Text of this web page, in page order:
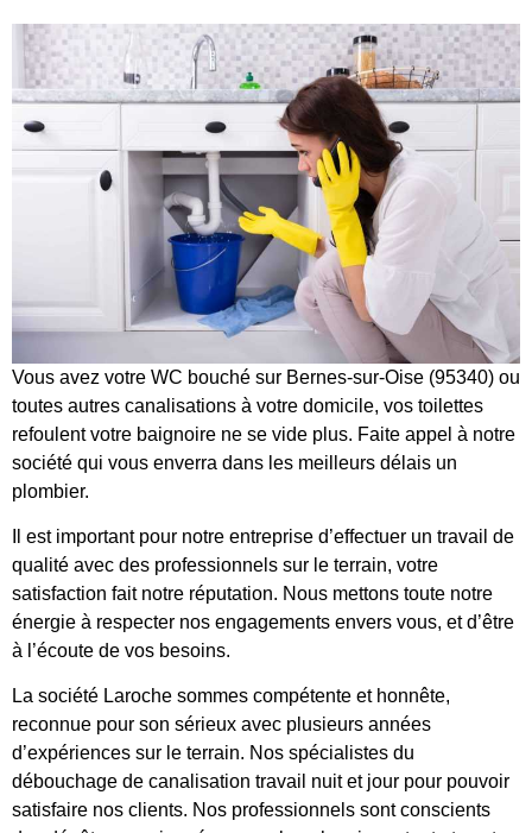
Vous avez votre WC bouché sur Bernes-sur-Oise (95340) ou
toutes autres canalisations à votre domicile, vos toilettes
refoulent votre baignoire ne se vide plus. Faite appel à notre
société qui vous enverra dans les meilleurs délais un
plombier.
Il est important pour notre entreprise d’effectuer un travail de
qualité avec des professionnels sur le terrain, votre
satisfaction fait notre réputation. Nous mettons toute notre
énergie à respecter nos engagements envers vous, et d’être
à l’écoute de vos besoins.
La société Laroche sommes compétente et honnête,
reconnue pour son sérieux avec plusieurs années
d’expériences sur le terrain. Nos spécialistes du
débouchage de canalisation travail nuit et jour pour pouvoir
satisfaire nos clients. Nos professionnels sont conscients